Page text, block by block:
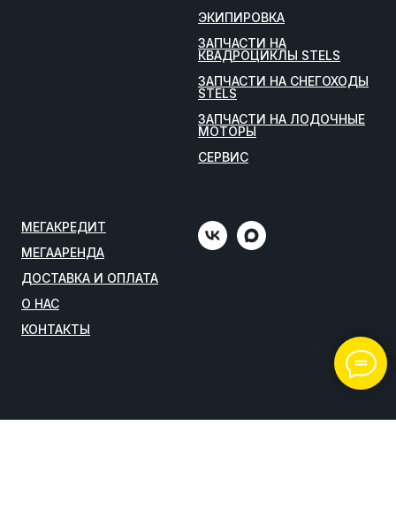
ЭКИПИРОВКА
ЗАПЧАСТИ НА
КВАДРОЦИКЛЫ STELS
ЗАПЧАСТИ НА СНЕГОХОДЫ
STELS
ЗАПЧАСТИ НА ЛОДОЧНЫЕ
МОТОРЫ
СЕРВИС
МЕГАКРЕДИТ
МЕГААРЕНДА
ДОСТАВКА И ОПЛАТА
О НАС
КОНТАКТЫ